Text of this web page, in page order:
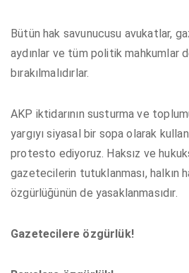
Bütün hak savunucusu avukatlar,
aydınlar ve tüm politik mahkumlar
bırakılmalıdırlar.
AKP iktidarının susturma ve
yargıyı siyasal bir sopa olarak
protesto ediyoruz. Haksız ve
gazetecilerin tutuklanması, halkın
özgürlüğünün de yasaklanmasıdır.
Gazetecilere özgürlük!